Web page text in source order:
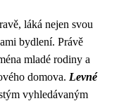
láká nejen svou
bydlení. Právě
mladé rodiny a
domova. Levné
vyhledávaným